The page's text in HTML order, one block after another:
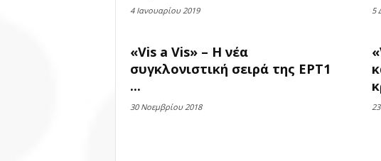
4 Ιανουαρίου 2019 5
«Vis a Vis» – Η νέα
συγκλονιστική σειρά της ΕΡΤ1
...
30 Νοεμβρίου 2018